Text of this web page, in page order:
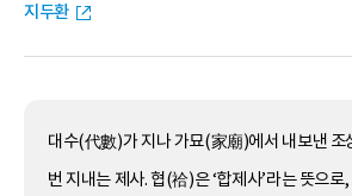
지두환
대수(代數)가 지나 가묘(家廟)에서 내보낸 조
번 지내는 제사. 협(祫)은 ‘합제사’라는 뜻으로